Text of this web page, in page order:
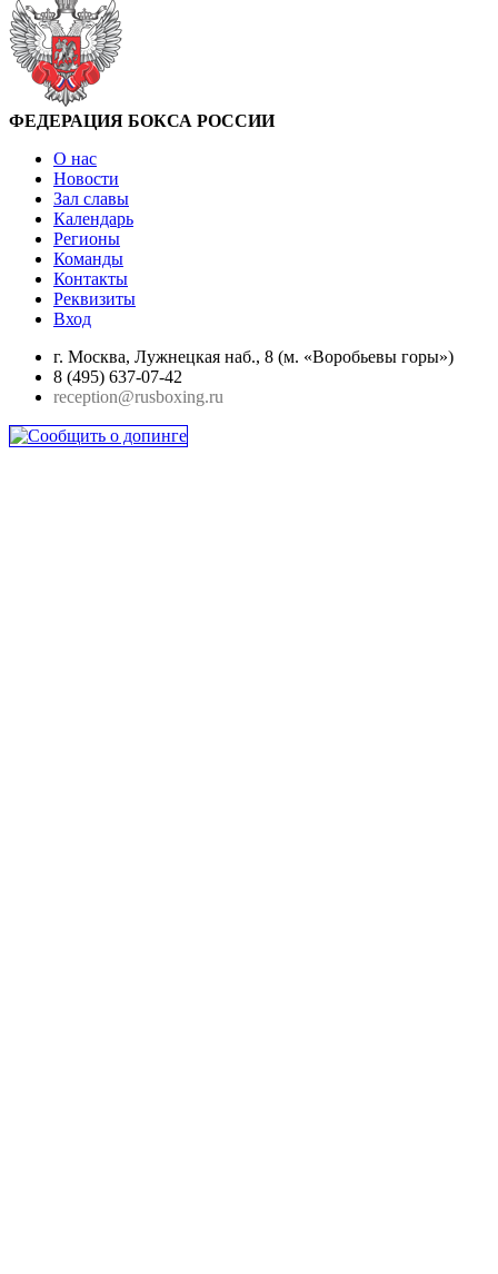
ФЕДЕРАЦИЯ БОКСА РОССИИ
О нас
Новости
Зал славы
Календарь
Регионы
Команды
Контакты
Реквизиты
Вход
г. Москва, Лужнецкая наб., 8 (м. «Воробьевы горы»)
8 (495) 637-07-42
reception@rusboxing.ru